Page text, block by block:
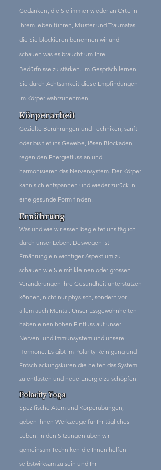
Gedanken, die Sie immer wieder an Orte in
Ihrem leben führen, Muster undTraumatas
die Sieblockieren benennen wir und
schauen was esbraucht um Ihre
Bedürfnisse zu stärken. Im Gespräch lernen
Sie durchAchtsamkeit diese Empfindungen
im Körperwahrzunehmen.
Körperarbeit
Gezielte Berührungen und Techniken, sanft
oder bis tief ins Gewebe, lösen Blockaden,
regen den Energiefluss an und
harmonisieren das Nervensystem. Der Körper
kann sich entspannen und wieder zurück in
eine gesunde Form finden.
Ernährung
Was und wie wir essen begleitet uns täglich
durch unser Leben. Deswegen ist
Ernährung ein wichtiger Aspekt um zu
schauen wie Sie mit kleinen oder grossen
Veränderungen Ihre Gesundheit unterstützen
können, nicht nur physisch, sondern vor
allem auch Mental. Unser Essgewohnheiten
haben einen hohen Einfluss auf unser
Nerven- und Immunsystem und unsere
Hormone. Es gibt im Polarity Reinigung und
Entschlackungskuren die helfen das System
zu entlasten und neue Energie zu schöpfen.
Polarity Yoga
Spezifische Atem und Körperübungen,
geben Ihnen Werkzeuge für Ihr tägliches
Leben. In den Sitzungen üben wir
gemeinsam Techniken die Ihnen helfen
selbstwirksam zu sein und Ihr